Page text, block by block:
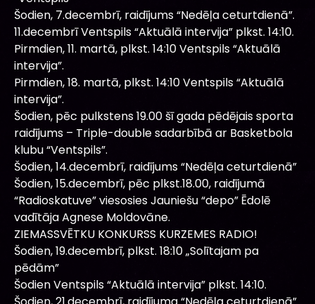
Šodien, 7.decembrī, raidījums “Nedēļa ceturtdienā”.
11.decembrī Ventspils “Aktuālā intervija” plkst. 14:10.
Pirmdien, 11. martā, plkst. 14:10 Ventspils “Aktuālā
intervija”.
Pirmdien, 18. martā, plkst. 14:10 Ventspils “Aktuālā
intervija”.
Šodien, pēc pulkstens 19.00 šī gada pēdējais sporta
raidījums – Triple-double sadarbībā ar Basketbola
klubu “Ventspils”.
Šodien, 14.decembrī, raidījums “Nedēļa ceturtdienā”
Šodien, 15.decembrī, pēc plkst.18.00, raidījumā
“Radioskatuve” viesosies Jauniešu “depo” Ēdolē
vadītāja Agnese Moldovāne.
ZIEMASSVĒTKU KONKURSS KURZEMES RADIO!
Šodien, 19.decembrī, plkst. 18:10 „Solītajam pa
pēdām”
Šodien Ventspils “Aktuālā intervija” plkst. 14:10.